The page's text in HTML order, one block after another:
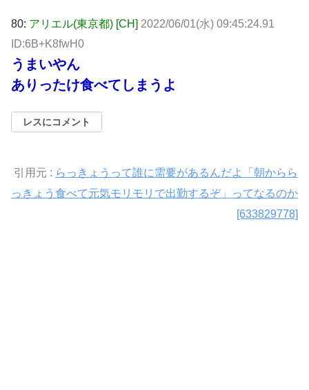
80: アリエル(東京都) [CH] 2022/06/01(水) 09:45:24.91
ID:6B+K8fwH0
うまいやん
ありったけ食べてしまうよ
レスにコメント
引用元 : らっきょうって誰に需要があるんだよ「朝からら
っきょう食べて元気モリモリで出勤するぞ」ってなるのか
[633829778]